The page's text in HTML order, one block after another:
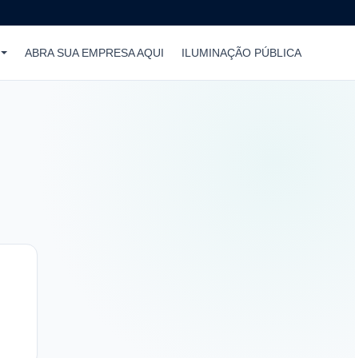
ABRA SUA EMPRESA AQUI ILUMINAÇÃO PÚBLICA